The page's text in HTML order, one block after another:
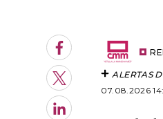
Facebook
Twitter
LinkedIn
ALERTAS
07.08.2026